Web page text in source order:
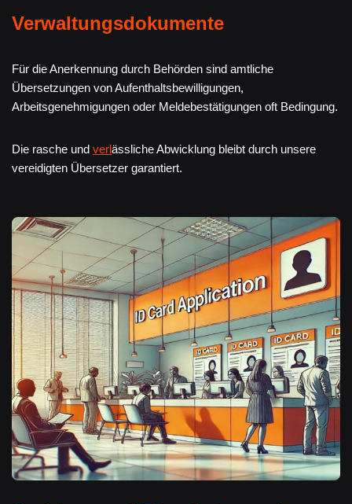
Verwaltungsdokumente
Für die Anerkennung durch Behörden sind amtliche
Übersetzungen von Aufenthaltsbewilligungen,
Arbeitsgenehmigungen oder Meldebestätigungen oft Bedingung.
Die rasche und verlässliche Abwicklung bleibt durch unsere
vereidigten Übersetzer garantiert.